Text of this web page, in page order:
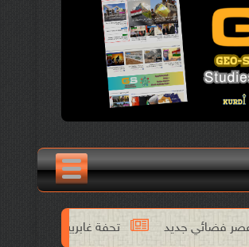
تحفة غابرييل غارسيا ماركيز تجتاح شاشة